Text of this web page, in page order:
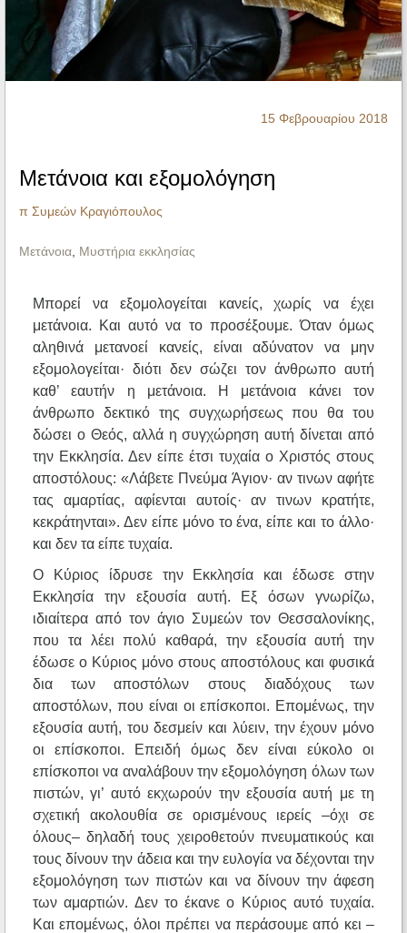
Ηχητικά
15 Φεβρουαρίου 2018
Μετάνοια και εξομολόγηση
π Συμεών Κραγιόπουλος
Μετάνοια, Μυστήρια εκκλησίας
Μπορεί να εξομολογείται κανείς, χωρίς να έχει
μετάνοια. Και αυτό να το προσέξουμε. Όταν όμως
αληθινά μετανοεί κανείς, είναι αδύνατον να μην
εξομολογείται· διότι δεν σώζει τον άνθρωπο αυτή
καθ’ εαυτήν η μετάνοια. Η μετάνοια κάνει τον
άνθρωπο δεκτικό της συγχωρήσεως που θα του
δώσει ο Θεός, αλλά η συγχώρηση αυτή δίνεται από
την Εκκλησία. Δεν είπε έτσι τυχαία ο Χριστός στους
αποστόλους: «Λάβετε Πνεύμα Άγιον· αν τινων αφήτε
τας αμαρτίας, αφίενται αυτοίς· αν τινων κρατήτε,
κεκράτηνται». Δεν είπε μόνο το ένα, είπε και το άλλο·
και δεν τα είπε τυχαία.
Ο Κύριος ίδρυσε την Εκκλησία και έδωσε στην
Εκκλησία την εξουσία αυτή. Εξ όσων γνωρίζω,
ιδιαίτερα από τον άγιο Συμεών τον Θεσσαλονίκης,
που τα λέει πολύ καθαρά, την εξουσία αυτή την
έδωσε ο Κύριος μόνο στους αποστόλους και φυσικά
δια των αποστόλων στους διαδόχους των
αποστόλων, που είναι οι επίσκοποι. Επομένως, την
εξουσία αυτή, του δεσμείν και λύειν, την έχουν μόνο
οι επίσκοποι. Επειδή όμως δεν είναι εύκολο οι
επίσκοποι να αναλάβουν την εξομολόγηση όλων των
πιστών, γι’ αυτό εκχωρούν την εξουσία αυτή με τη
σχετική ακολουθία σε ορισμένους ιερείς –όχι σε
όλους– δηλαδή τους χειροθετούν πνευματικούς και
τους δίνουν την άδεια και την ευλογία να δέχονται την
εξομολόγηση των πιστών και να δίνουν την άφεση
των αμαρτιών. Δεν το έκανε ο Κύριος αυτό τυχαία.
Και επομένως, όλοι πρέπει να περάσουμε από κει –